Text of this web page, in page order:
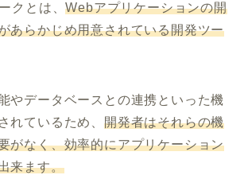
クとは、Webアプリケーションの開
あらかじめ用意されている開発ツー
やデータベースとの連携といった機
れているため、 開発者はそれらの機
がなく、効率的にアプリケーション
来ます。